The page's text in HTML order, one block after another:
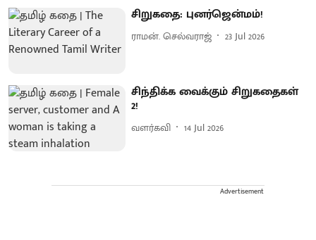
சிறுகதை: புனர்ஜென்மம்!
ராமன். செல்வராஜ் 23 Jul 2026
சிந்திக்க வைக்கும் சிறுகதைகள்
2!
வளர்கவி 14 Jul 2026
Advertisement